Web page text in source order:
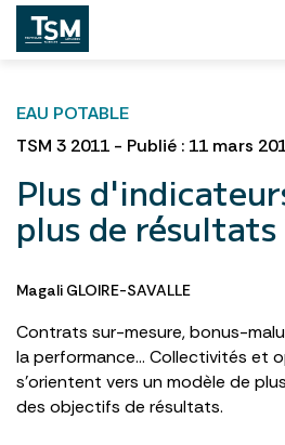
EAU POTABLE
TSM 3 2011 - Publié : 11 mars
Plus
plus de résultats
Magali GLOIRE-SAVALLE
Contrats sur-mesure, bonus-
la performance… Collectivités et
s’orientent vers un modèle de
des objectifs de résultats.